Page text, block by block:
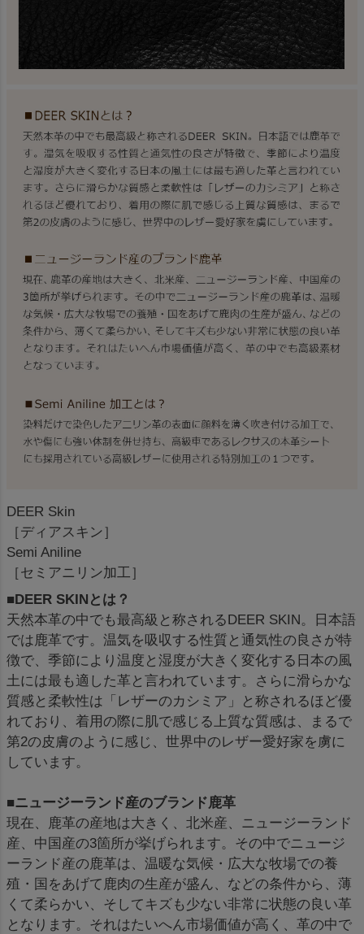
DEER Skin
［ディアスキン］
Semi Aniline
［セミアニリン加工］
■DEER SKINとは？
天然本革の中でも最高級と称されるDEER SKIN。日本語
では鹿革です。温気を吸収する性質と通気性の良さが特
徴で、季節により温度と湿度が大きく変化する日本の風
土には最も適した革と言われています。さらに滑らかな
質感と柔軟性は「レザーのカシミア」と称されるほど優
れており、着用の際に肌で感じる上質な質感は、まるで
第2の皮膚のように感じ、世界中のレザー愛好家を虜に
しています。
■ニュージーランド産のブランド鹿革
現在、鹿革の産地は大きく、北米産、ニュージーランド
産、中国産の3箇所が挙げられます。その中でニュージ
ーランド産の鹿革は、温暖な気候・広大な牧場での養
殖・国をあげて鹿肉の生産が盛ん、などの条件から、薄
くて柔らかい、そしてキズも少ない非常に状態の良い革
となります。それはたいへん市場価値が高く、革の中で